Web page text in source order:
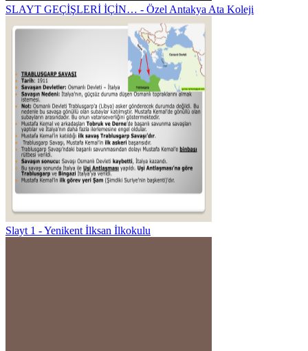
SLAYT GEÇİŞLERİ İÇİN… - Özel Antakya Ata Koleji
Slayt 1 - Yenikent İlksan İlkokulu